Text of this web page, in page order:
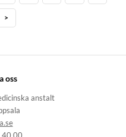
>
oss
anstalt